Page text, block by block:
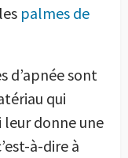
palmes de
d’apnée sont
qui
leur donne une
à-dire à